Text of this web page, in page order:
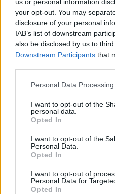
your opt-out. You may
disclosure of your personal
IAB’s list of downstream
also be disclosed by us to
Downstream Participants that
Personal Data
I want to opt-out of the
personal data.
Opted In
I want to opt-out of the
Personal Data.
Opted In
I want to opt-out of
Personal Data for
Opted In